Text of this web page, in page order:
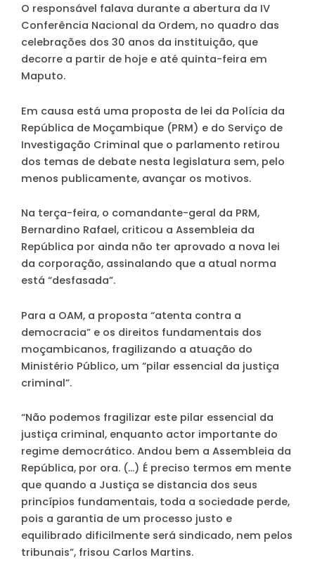
O responsável falava durante a abertura da IV
Conferência Nacional da Ordem, no quadro das
celebrações dos 30 anos da instituição, que
decorre a partir de hoje e até quinta-feira em
Maputo.
Em causa está uma proposta de lei da Polícia da
República de Moçambique (PRM) e do Serviço de
Investigação Criminal que o parlamento retirou
dos temas de debate nesta legislatura sem, pelo
menos publicamente, avançar os motivos.
Na terça-feira, o comandante-geral da PRM,
Bernardino Rafael, criticou a Assembleia da
República por ainda não ter aprovado a nova lei
da corporação, assinalando que a atual norma
está “desfasada”.
Para a OAM, a proposta “atenta contra a
democracia” e os direitos fundamentais dos
moçambicanos, fragilizando a atuação do
Ministério Público, um “pilar essencial da justiça
criminal”.
“Não podemos fragilizar este pilar essencial da
justiça criminal, enquanto actor importante do
regime democrático. Andou bem a Assembleia da
República, por ora. (…) É preciso termos em mente
que quando a Justiça se distancia dos seus
princípios fundamentais, toda a sociedade perde,
pois a garantia de um processo justo e
equilibrado dificilmente será sindicado, nem pelos
tribunais”, frisou Carlos Martins.